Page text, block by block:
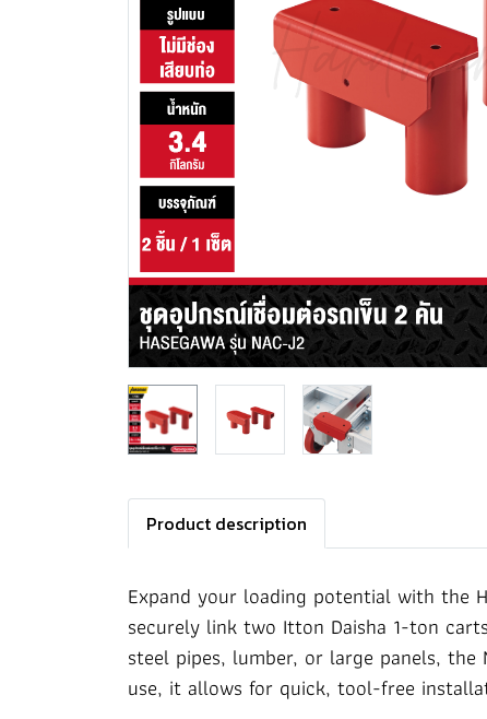
Product description
Expand your loading potential with the
securely link two Itton Daisha 1-ton
steel pipes, lumber, or large panels,
use, it allows for quick, tool-free